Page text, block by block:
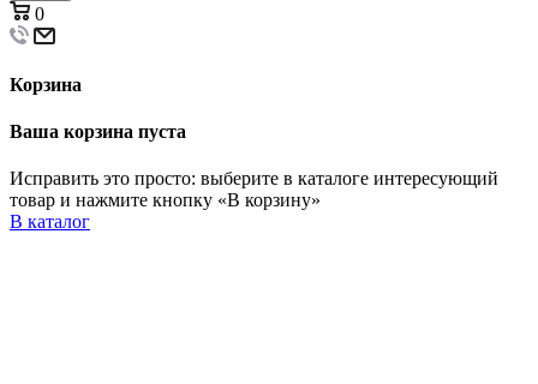
0
Корзина
Ваша корзина пуста
Исправить это просто: выберите в каталоге интересующий
товар и нажмите кнопку «В корзину»
В каталог